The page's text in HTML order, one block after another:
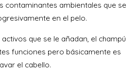
contaminantes ambientales que se
en el pelo.
que se le añadan, el champú
funciones pero básicamente es
el cabello.